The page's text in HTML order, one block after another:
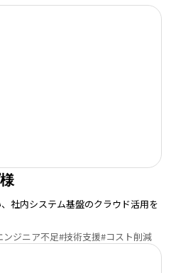
社内システム基盤のクラウド活用を
ンジニア不足#技術支援#コスト削減